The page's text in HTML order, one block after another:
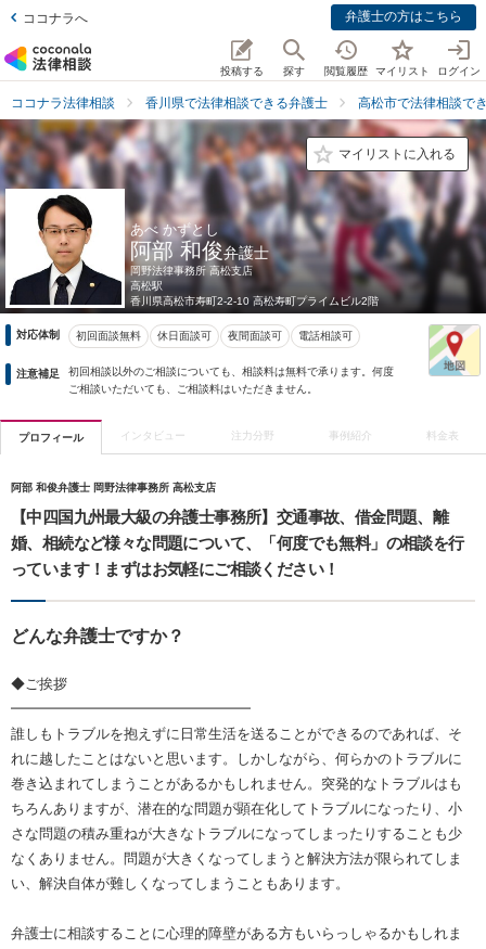
ココナラへ 弁護士の方はこちら
投稿する 探す 閲覧履歴 マイリスト ログイン
ココナラ法律相談 香川県で法律相談できる弁護士 高松市で法律相談で
マイリストに入れる
あべ かずとし
阿部 和俊弁護士
岡野法律事務所 高松支店
高松駅
香川県高松市寿町2-2-10 高松寿町プライムビル2階
対応体制 初回面談無料 休日面談可 夜間面談可 電話相談可
注意補足
初回相談以外のご相談についても、相談料は無料で承ります。何度
ご相談いただいても、ご相談料はいただきません。
プロフィール インタビュー 注力分野 事例紹介 料金表
阿部 和俊弁護士 岡野法律事務所 高松支店
【中四国九州最大級の弁護士事務所】交通事故、借金問題、離
婚、相続など様々な問題について、「何度でも無料」の相談を行
っています！まずはお気軽にご相談ください！
どんな弁護士ですか？
◆ご挨拶
━━━━━━━━━━━━━━━━━
誰しもトラブルを抱えずに日常生活を送ることができるのであれば、そ
れに越したことはないと思います。しかしながら、何らかのトラブルに
巻き込まれてしまうことがあるかもしれません。突発的なトラブルはも
ちろんありますが、潜在的な問題が顕在化してトラブルになったり、小
さな問題の積み重ねが大きなトラブルになってしまったりすることも少
なくありません。問題が大きくなってしまうと解決方法が限られてしま
い、解決自体が難しくなってしまうこともあります。
弁護士に相談することに心理的障壁がある方もいらっしゃるかもしれま